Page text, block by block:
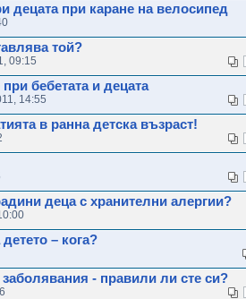
децата при каране на велосипед
той?
09:15
бебетата и децата
14:55
в ранна детска възраст!
деца с хранителни алергии?
– кога?
заболявания - правили ли сте си?